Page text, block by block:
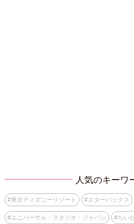
人気のキーワ
#東京ディズニーリゾート #スターバックス
#ユニバーサル・スタジオ・ジャパン #ちい